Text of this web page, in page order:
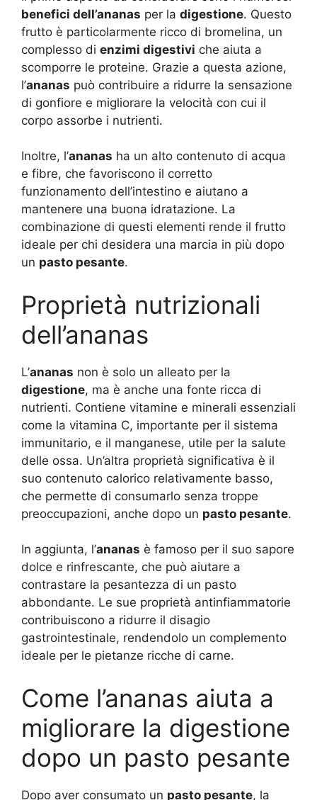
benefici dell’ananas per la digestione. Questo
frutto è particolarmente ricco di bromelina, un
complesso di enzimi digestivi che aiuta a
scomporre le proteine. Grazie a questa azione,
l’ananas può contribuire a ridurre la sensazione
di gonfiore e migliorare la velocità con cui il
corpo assorbe i nutrienti.
Inoltre, l’ananas ha un alto contenuto di acqua
e fibre, che favoriscono il corretto
funzionamento dell’intestino e aiutano a
mantenere una buona idratazione. La
combinazione di questi elementi rende il frutto
ideale per chi desidera una marcia in più dopo
un pasto pesante.
Proprietà nutrizionali
dell’ananas
L’ananas non è solo un alleato per la
digestione, ma è anche una fonte ricca di
nutrienti. Contiene vitamine e minerali essenziali
come la vitamina C, importante per il sistema
immunitario, e il manganese, utile per la salute
delle ossa. Un’altra proprietà significativa è il
suo contenuto calorico relativamente basso,
che permette di consumarlo senza troppe
preoccupazioni, anche dopo un pasto pesante.
In aggiunta, l’ananas è famoso per il suo sapore
dolce e rinfrescante, che può aiutare a
contrastare la pesantezza di un pasto
abbondante. Le sue proprietà antinfiammatorie
contribuiscono a ridurre il disagio
gastrointestinale, rendendolo un complemento
ideale per le pietanze ricche di carne.
Come l’ananas aiuta a
migliorare la digestione
dopo un pasto pesante
Dopo aver consumato un pasto pesante, la